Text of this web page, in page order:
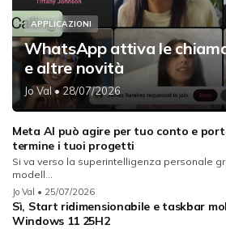
APPLICAZIONI
WhatsApp attiva le
e altre novità
Jo Val• 28/07/2026
Meta AI può agire per tuo conto e
termine i tuoi progetti
Si va verso la superintelligenza personale
modell...
Jo Val • 25/07/2026
Sì, Start ridimensionabile e taskbar
Windows 11 25H2